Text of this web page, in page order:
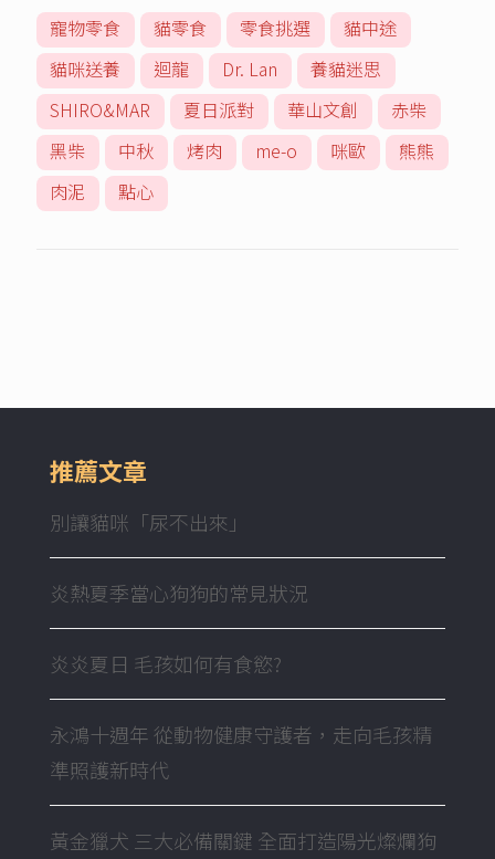
寵物零食 貓零食 零食挑選
貓中途
貓咪送養
迴龍 Dr. Lan
養貓迷思
SHIRO&MAR
夏日派對 華山文創
赤柴
黑柴
中秋 烤肉 me-o 咪歐
熊熊
肉泥
點心
推薦文章
別讓貓咪「尿不出來」
炎熱夏季當心狗狗的常見狀況
炎炎夏日 毛孩如何有食慾?
永鴻十週年 從動物健康守護者，走向毛孩精
準照護新時代
黃金獵犬 三大必備關鍵 全面打造陽光燦爛狗